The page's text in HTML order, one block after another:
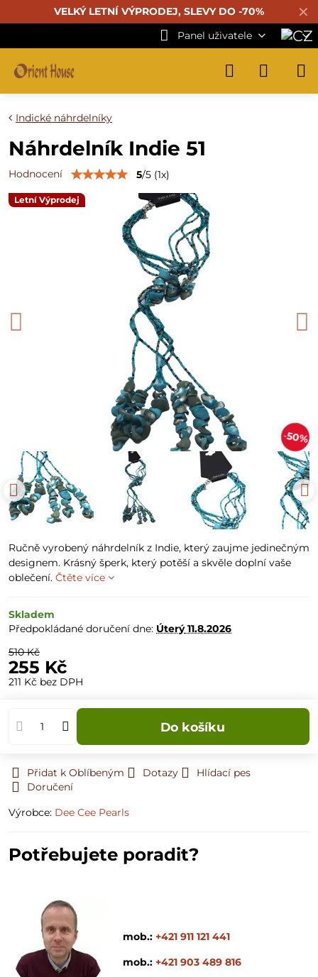
✕
VELKÝ LETNÍ VÝPRODEJ, SLEVY DO -70%
Panel uživatele
Letní Výprodej
50%
Indické náhrdelníky
Náhrdelník Indie 51
Hodnocení 5/5 (1x)
Ručně vyrobený náhrdelník z Indie, který zaujme jedinečným
designem. Krásný šperk, který potěší a skvěle doplní vaše
oblečení. Čtěte více
Skladem
Předpokládané doručení dne: Úterý11.8.2026
510 Kč
255 Kč
211 Kč bez DPH
Do košíku
Přidat k Oblíbeným Dotazy
Hlídací pes
Doručení
Výrobce: Dee Cee Pearls
Potřebujete poradit?
mob.: +421 911 121 441
mob.: +421 903 489 816